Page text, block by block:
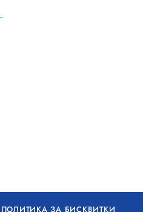
ПОЛИТИКА ЗА БИСКВИТКИ